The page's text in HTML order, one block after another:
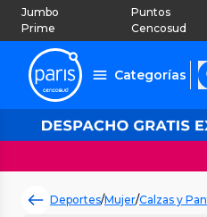
Jumbo
Prime
Puntos
Cencosud
Categorías
Deportes/Mujer/Calzas y